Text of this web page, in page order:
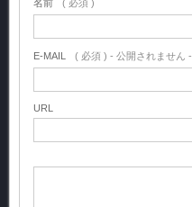
名前 ( 必須 )
E-MAIL ( 必須 ) - 公開されません -
URL